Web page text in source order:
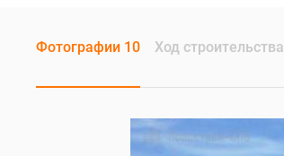
Фотографии 10 Ход строительства